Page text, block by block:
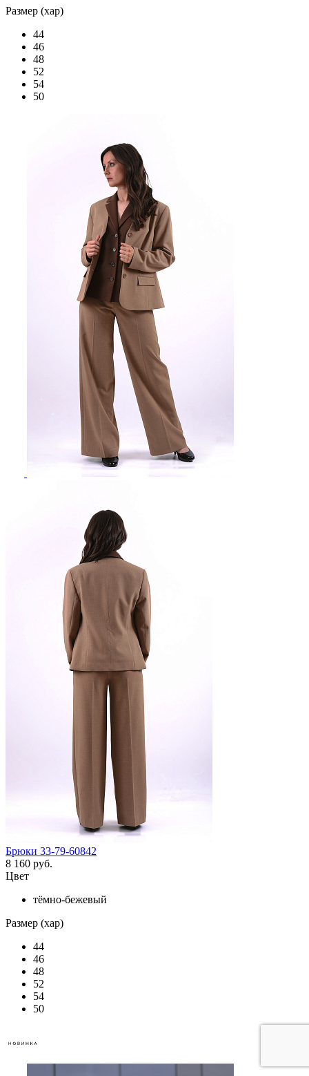
Размер (хар)
44
46
48
52
54
50
Брюки 33-79-60842
8 160 руб.
Цвет
тёмно-бежевый
Размер (хар)
44
46
48
52
54
50